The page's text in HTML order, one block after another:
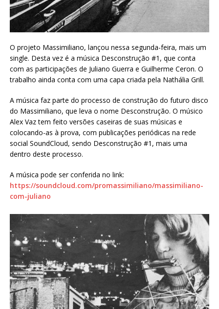
O projeto Massimiliano, lançou nessa segunda-feira, mais um
single. Desta vez é a música Desconstrução #1, que conta
com as participações de Juliano Guerra e Guilherme Ceron. O
trabalho ainda conta com uma capa criada pela Nathália Grill.
A música faz parte do processo de construção do futuro disco
do Massimiliano, que leva o nome Desconstrução. O músico
Alex Vaz tem feito versões caseiras de suas músicas e
colocando-as à prova, com publicações periódicas na rede
social SoundCloud, sendo Desconstrução #1, mais uma
dentro deste processo.
A música pode ser conferida no link:
https://soundcloud.com/promassimiliano/massimiliano-
com-juliano